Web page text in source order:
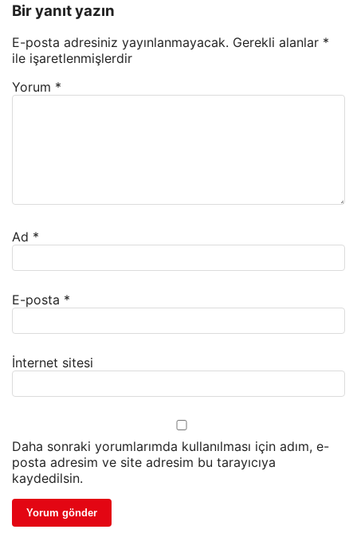
Bir yanıt yazın
E-posta adresiniz yayınlanmayacak. Gerekli alanlar *
ile işaretlenmişlerdir
Yorum *
Ad *
E-posta *
İnternet sitesi
Daha sonraki yorumlarımda kullanılması için adım, e-
posta adresim ve site adresim bu tarayıcıya
kaydedilsin.